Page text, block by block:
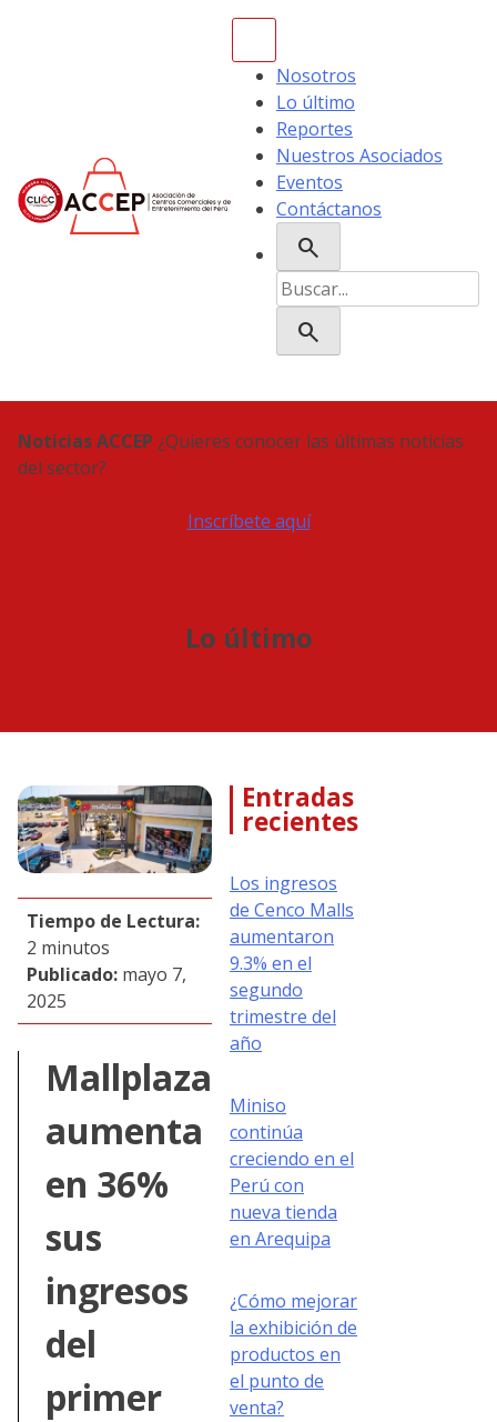
Nosotros
Lo último
Reportes
Nuestros Asociados
Eventos
Contáctanos
search
Buscar:
search
Noticias ACCEP ¿Quieres conocer las últimas noticias
del sector?
Inscríbete aquí
Lo último
Tiempo de Lectura:
2 minutos
Publicado: mayo 7,
2025
Mallplaza
aumenta
en 36%
sus
ingresos
del
primer
Entradas
recientes
Los ingresos
de Cenco Malls
aumentaron
9.3% en el
segundo
trimestre del
año
Miniso
continúa
creciendo en el
Perú con
nueva tienda
en Arequipa
¿Cómo mejorar
la exhibición de
productos en
el punto de
venta?